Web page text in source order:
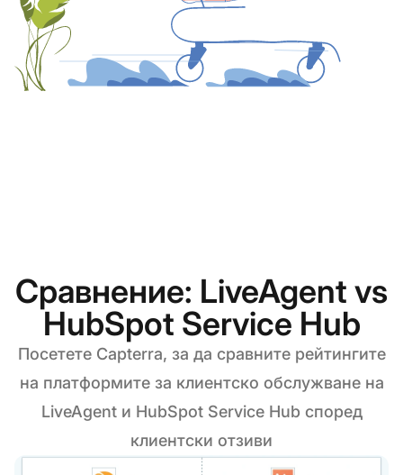
Сравнение: LiveAgent vs
HubSpot Service Hub
Посетете Capterra, за да сравните рейтингите
на платформите за клиентско обслужване на
LiveAgent и HubSpot Service Hub според
клиентски отзиви